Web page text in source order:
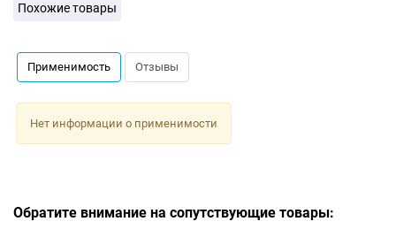
Похожие товары
Применимость Отзывы
Нет информации о применимости
Обратите внимание на сопутствующие товары: